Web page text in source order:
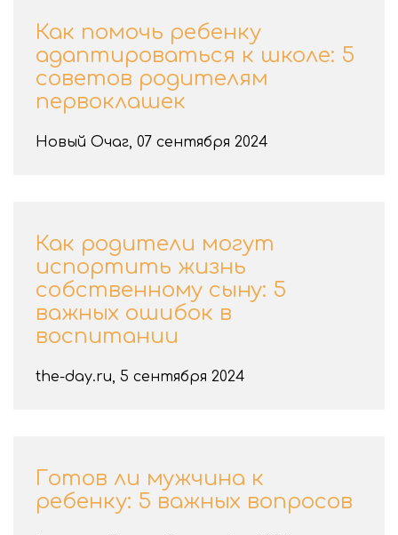
Как помочь ребенку
адаптироваться к школе: 5
советов родителям
первоклашек
Новый Очаг, 07 сентября 2024
Как родители могут
испортить жизнь
собственному сыну: 5
важных ошибок в
воспитании
the-day.ru, 5 сентября 2024
Готов ли мужчина к
ребенку: 5 важных вопросов